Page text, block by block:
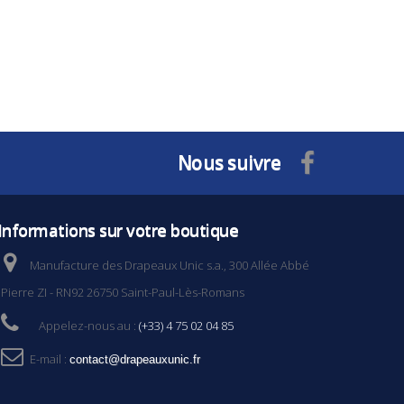
Nous suivre
sur votre boutique
Manufacture des Drapeaux Unic s.a., 300 Allée Abbé
Pierre ZI - RN92 26750 Saint-Paul-Lès-Romans
Appelez-nous au : (+33) 4 75 02 04 85
E-mail : contact@drapeauxunic.fr